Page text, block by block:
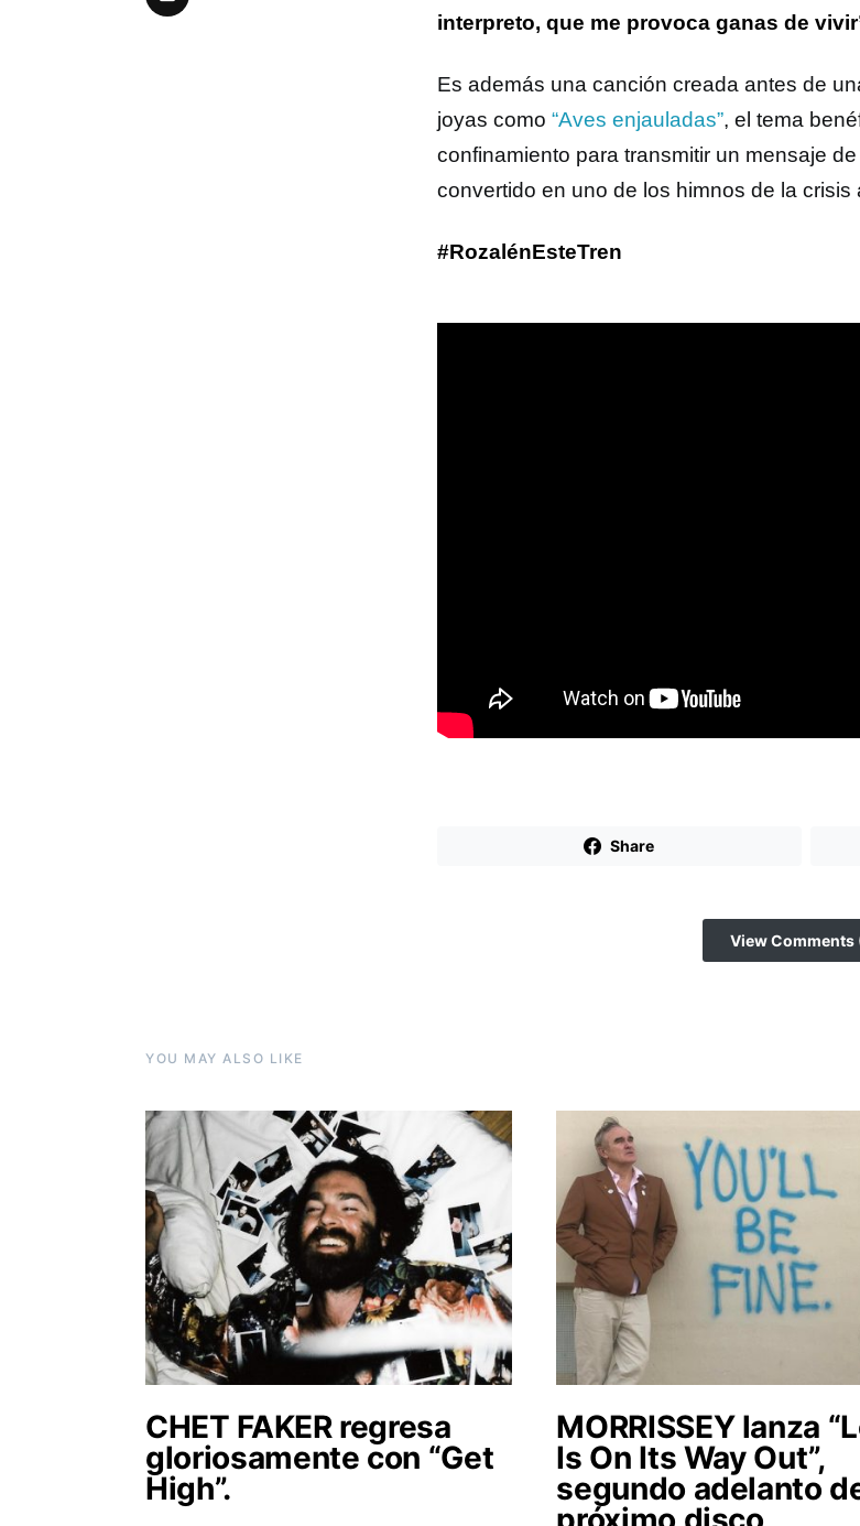
interpreto, que me provoca ganas de
Es además una canción creada antes de
joyas como “Aves enjauladas”, el tema
confinamiento para transmitir un mensaje
convertido en uno de los himnos de la crisis
#RozalénEsteTren
Share
View Comments
YOU MAY ALSO LIKE
CHET FAKER regresa
gloriosamente con “Get
High”.
MORRISSEY lanza
Is On Its Way Out”,
segundo adelanto